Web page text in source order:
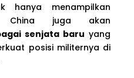
hanya menampilkan
China juga akan
senjata baru yang
posisi militernya di